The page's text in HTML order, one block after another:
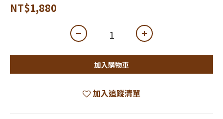
NT$1,880
加入購物車
加入追蹤清單